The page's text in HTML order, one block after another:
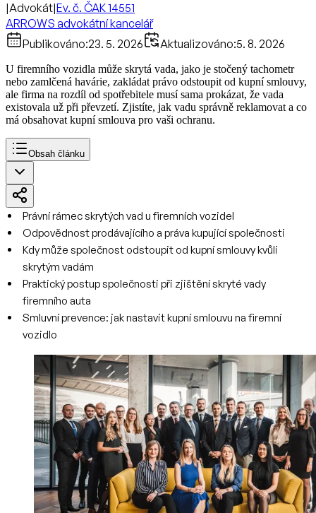
|Advokát|Ev. č. ČAK 14551
ARROWS advokátní kancelář
Publikováno:23. 5. 2026 Aktualizováno:5. 8. 2026
U firemního vozidla může skrytá vada, jako je stočený tachometr
nebo zamlčená havárie, zakládat právo odstoupit od kupní smlouvy,
ale firma na rozdíl od spotřebitele musí sama prokázat, že vada
existovala už při převzetí. Zjistíte, jak vadu správně reklamovat a co
má obsahovat kupní smlouva pro vaši ochranu.
Obsah článku
Právní rámec skrytých vad u firemních vozidel
Odpovědnost prodávajícího a práva kupující společnosti
Kdy může společnost odstoupit od kupní smlouvy kvůli
skrytým vadám
Praktický postup společnosti při zjištění skryté vady
firemního auta
Smluvní prevence: jak nastavit kupní smlouvu na firemní
vozidlo